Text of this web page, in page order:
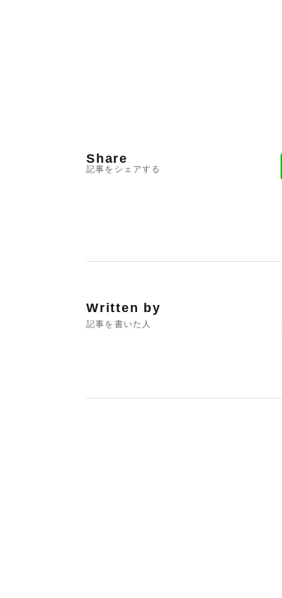
Share
記事をシェアする
Written by
記事を書いた人